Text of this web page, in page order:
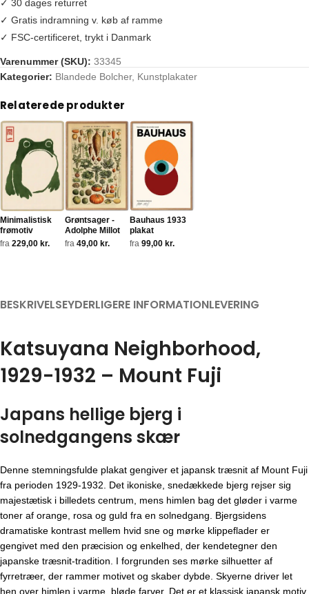
✓ 30 dages returret
✓ Gratis indramning v. køb af ramme
✓ FSC-certificeret, trykt i Danmark
Varenummer (SKU): 33345
Kategorier: Blandede Bolcher, Kunstplakater
Tags: bjerg, japan, japansk træsnit, kunstplakat
Relaterede produkter
Minimalistisk
frømotiv
fra 229,00 kr.
Grøntsager -
Adolphe Millot
fra 49,00 kr.
Bauhaus 1933
plakat
fra 99,00 kr.
BESKRIVELSEYDERLIGERE INFORMATIONLEVERING
Katsuyana Neighborhood,
1929-1932 – Mount Fuji
Japans hellige bjerg i
solnedgangens skær
Denne stemningsfulde plakat gengiver et japansk træsnit af Mount Fuji
fra perioden 1929-1932. Det ikoniske, snedækkede bjerg rejser sig
majestætisk i billedets centrum, mens himlen bag det gløder i varme
toner af orange, rosa og guld fra en solnedgang. Bjergsidens
dramatiske kontrast mellem hvid sne og mørke klippeflader er
gengivet med den præcision og enkelhed, der kendetegner den
japanske træsnit-tradition. I forgrunden ses mørke silhuetter af
fyrretræer, der rammer motivet og skaber dybde. Skyerne driver let
hen over himlen i varme, bløde farver. Det er et klassisk japansk motiv